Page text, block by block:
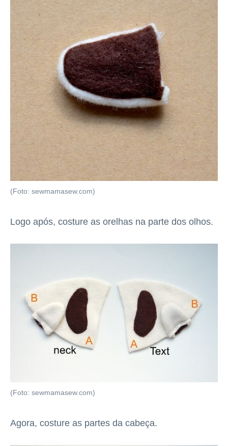
(Foto: sewmamasew.com)
Logo após, costure as orelhas na parte dos olhos.
(Foto: sewmamasew.com)
Agora, costure as partes da cabeça.